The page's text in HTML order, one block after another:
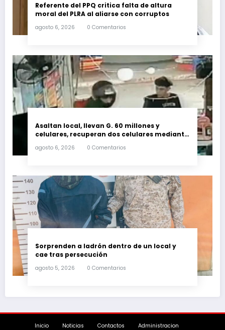
Referente del PPQ critica falta de altura
moral del PLRA al aliarse con corruptos
agosto 6, 2026 0 Comentarios
Asaltan local, llevan G. 60 millones y
celulares, recuperan dos celulares mediante
agosto 6, 2026 0 Comentarios
Sorprenden a ladrón dentro de un local y
cae tras persecución
agosto 5, 2026 0 Comentarios
Inicio Noticias Contactos Administracion